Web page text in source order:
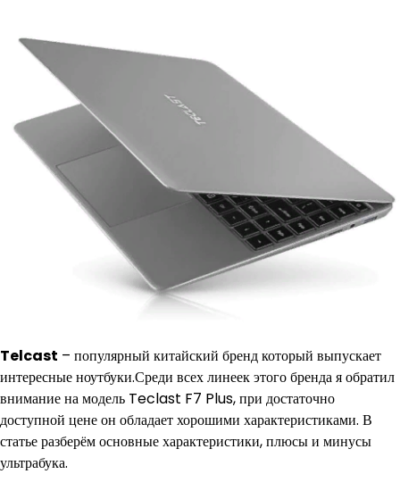
Telcast – популярный китайский бренд который выпускает
интересные ноутбуки.Среди всех линеек этого бренда я обратил
внимание на модель Teclast F7 Plus, при достаточно
доступной цене он обладает хорошими характеристиками. В
статье разберём основные характеристики, плюсы и минусы
ультрабука.